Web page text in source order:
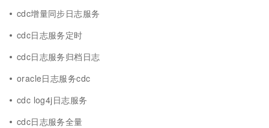
cdc增量同步日志服务
cdc日志服务定时
cdc日志服务归档日志
oracle日志服务cdc
cdc log4j日志服务
cdc日志服务全量